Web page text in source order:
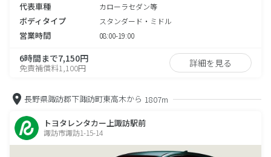
代表車種 カローラセダン等
ボディタイプ スタンダード・ミドル
営業時間 08:00-19:00
6時間まで7,150円
免責補償料1,100円 詳細を見る
長野県諏訪郡下諏訪町東高木から 1807m
トヨタレンタカー上諏訪駅前
諏訪市諏訪1-15-14